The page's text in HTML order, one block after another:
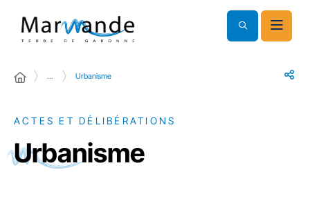
… Urbanisme
ACTES ET DÉLIBÉRATIONS
Urbanisme